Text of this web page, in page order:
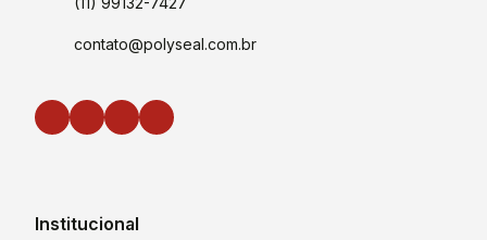
contato@polyseal.com.br
Institucional